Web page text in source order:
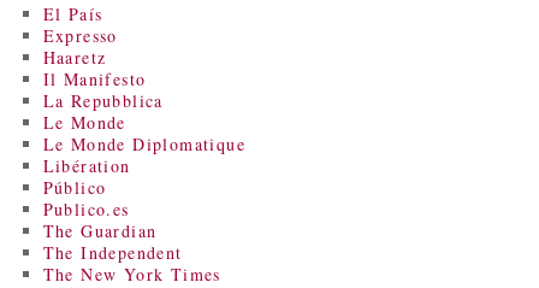
El País
Expresso
Haaretz
Il Manifesto
La Repubblica
Le Monde
Le Monde Diplomatique
Libération
Público
Publico.es
The Guardian
The Independent
The New York Times